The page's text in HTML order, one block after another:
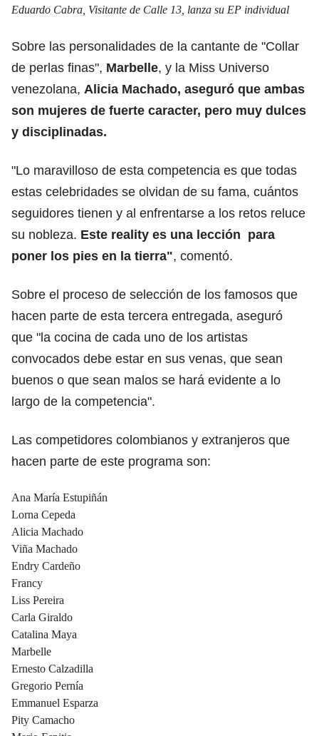
Eduardo Cabra, Visitante de Calle 13, lanza su EP individual
Sobre las personalidades de la cantante de "Collar
de perlas finas", Marbelle, y la Miss Universo
venezolana, Alicia Machado, aseguró que ambas
son mujeres de fuerte caracter, pero muy dulces
y disciplinadas.
"Lo maravilloso de esta competencia es que todas
estas celebridades se olvidan de su fama, cuántos
seguidores tienen y al enfrentarse a los retos reluce
su nobleza. Este reality es una lección para
poner los pies en la tierra", comentó.
Sobre el proceso de selección de los famosos que
hacen parte de esta tercera entregada, aseguró
que "la cocina de cada uno de los artistas
convocados debe estar en sus venas, que sean
buenos o que sean malos se hará evidente a lo
largo de la competencia".
Las competidores colombianos y extranjeros que
hacen parte de este programa son:
Ana María Estupiñán
Lorna Cepeda
Alicia Machado
Viña Machado
Endry Cardeño
Francy
Liss Pereira
Carla Giraldo
Catalina Maya
Marbelle
Ernesto Calzadilla
Gregorio Pernía
Emmanuel Esparza
Pity Camacho